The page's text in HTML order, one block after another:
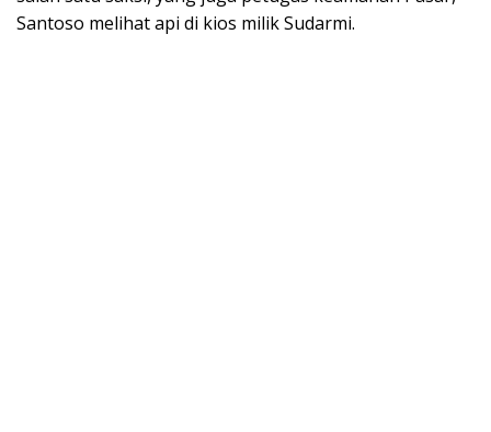
Santoso melihat api di kios milik Sudarmi.